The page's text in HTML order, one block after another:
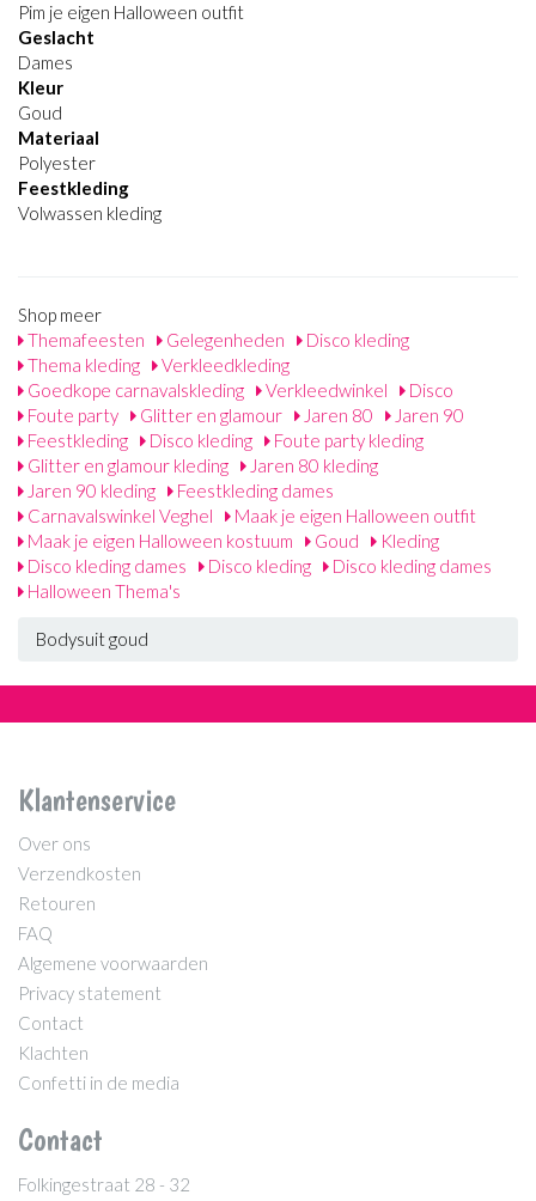
Pim je eigen Halloween outfit
Geslacht
Dames
Kleur
Goud
Materiaal
Polyester
Feestkleding
Volwassen kleding
Shop meer
Themafeesten
Gelegenheden
Disco kleding
Thema kleding
Verkleedkleding
Goedkope carnavalskleding
Verkleedwinkel
Disco
Foute party
Glitter en glamour Jaren 80
Jaren 90
Feestkleding
Disco kleding
Foute party kleding
Glitter en glamour kleding
Jaren 80 kleding
Jaren 90 kleding
Feestkleding dames
Carnavalswinkel Veghel
Maak je eigen Halloween outfit
Maak je eigen Halloween kostuum
Goud
Kleding
Disco kleding dames
Disco kleding
Disco kleding dames
Halloween Thema's
Bodysuit goud
Klantenservice
Over ons
Verzendkosten
Retouren
FAQ
Algemene voorwaarden
Privacy statement
Contact
Klachten
Confetti in de media
Contact
Folkingestraat 28 - 32